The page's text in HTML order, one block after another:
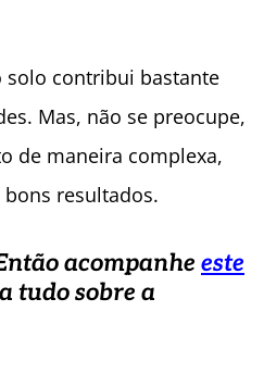
solo contribui bastante
Mas, não se preocupe,
de maneira complexa,
resultados.
acompanhe este
tudo sobre a